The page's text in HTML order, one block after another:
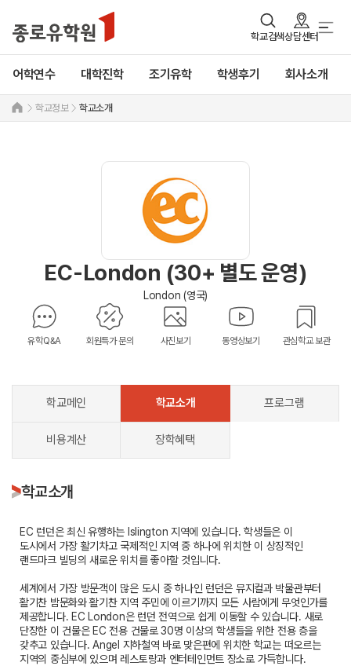
학교검색상담센터
어학연수 대학진학 조기유학 학생후기 회사소개
학교정보 학교소개
EC-London (30+ 별도 운영)
London (영국)
유학Q&A 회원특가 문의 사진보기 동영상보기 관심학교 보관
학교메인 학교소개 프로그램
비용계산 장학혜택
학교소개
EC 런던은 최신 유행하는 Islington 지역에 있습니다. 학생들은 이
도시에서 가장 활기차고 국제적인 지역 중 하나에 위치한 이 상징적인
랜드마크 빌딩의 새로운 위치를 좋아할 것입니다.
세계에서 가장 방문객이 많은 도시 중 하나인 런던은 뮤지컬과 박물관부터
활기찬 밤문화와 활기찬 지역 주민에 이르기까지 모든 사람에게 무엇인가를
제공합니다. EC London은 런던 전역으로 쉽게 이동할 수 있습니다. 새로
단장한 이 건물은 EC 전용 건물로 30명 이상의 학생들을 위한 전용 층을
갖추고 있습니다. Angel 지하철역 바로 맞은편에 위치한 학교는 떠오르는
지역의 중심부에 있으며 레스토랑과 엔터테인먼트 장소로 가득합니다.